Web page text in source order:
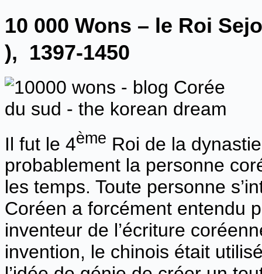
10 000 Wons – le Roi
), 1397-1450
Il fut le 4ème Roi de la
probablement la personne
les temps. Toute personne
Coréen a forcément entendu
inventeur de l’écriture
invention, le chinois était